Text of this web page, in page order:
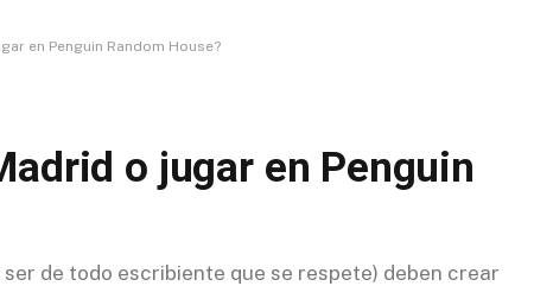
en Penguin Random House?
o jugar en Penguin
de todo escribiente que se respete) deben crear